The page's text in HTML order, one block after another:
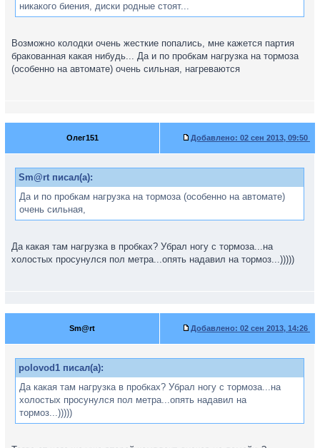
никакого биения, диски родные стоят...
Возможно колодки очень жесткие попались, мне кажется партия
бракованная какая нибудь... Да и по пробкам нагрузка на тормоза
(особенно на автомате) очень сильная, нагреваются
Олег151 Добавлено: 02 сен 2013, 09:50
Sm@rt писал(а):
Да и по пробкам нагрузка на тормоза (особенно на автомате)
очень сильная,
Да какая там нагрузка в пробках? Убрал ногу с тормоза...на
холостых просунулся пол метра...опять надавил на тормоз...)))))
Sm@rt Добавлено: 02 сен 2013, 14:26
polovod1 писал(а):
Да какая там нагрузка в пробках? Убрал ногу с тормоза...на
холостых просунулся пол метра...опять надавил на
тормоз...)))))